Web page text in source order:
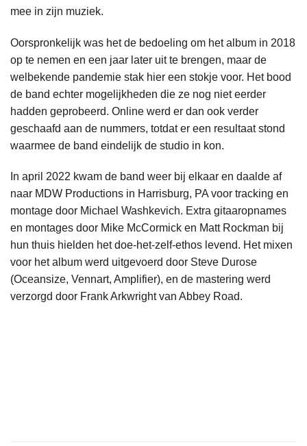
mee in zijn muziek.
Oorspronkelijk was het de bedoeling om het album in 2018
op te nemen en een jaar later uit te brengen, maar de
welbekende pandemie stak hier een stokje voor. Het bood
de band echter mogelijkheden die ze nog niet eerder
hadden geprobeerd. Online werd er dan ook verder
geschaafd aan de nummers, totdat er een resultaat stond
waarmee de band eindelijk de studio in kon.
In april 2022 kwam de band weer bij elkaar en daalde af
naar MDW Productions in Harrisburg, PA voor tracking en
montage door Michael Washkevich. Extra gitaaropnames
en montages door Mike McCormick en Matt Rockman bij
hun thuis hielden het doe-het-zelf-ethos levend. Het mixen
voor het album werd uitgevoerd door Steve Durose
(Oceansize, Vennart, Amplifier), en de mastering werd
verzorgd door Frank Arkwright van Abbey Road.